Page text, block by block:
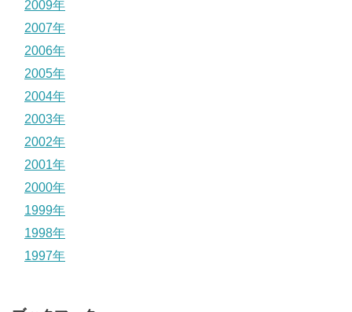
2009年
2007年
2006年
2005年
2004年
2003年
2002年
2001年
2000年
1999年
1998年
1997年